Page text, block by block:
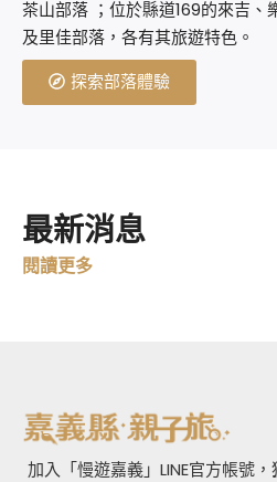
茶山部落 ；位於縣道169的來吉、
及里佳部落，各有其旅遊特色。
探索部落體驗
最新消息
閱讀更多
加入「慢遊嘉義」LINE官方帳號